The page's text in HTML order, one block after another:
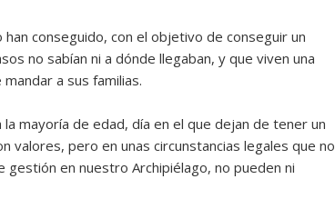
conseguido, con el objetivo de conseguir un
no sabían ni a dónde llegaban, y que viven una
a sus familias.
mayoría de edad, día en el que dejan de tener un
valores, pero en unas circunstancias legales que no
en nuestro Archipiélago, no pueden ni